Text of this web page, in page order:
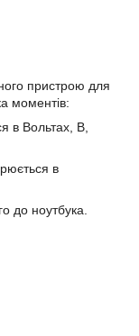
пристрою для
моментів:
в Вольтах, В,
в
до ноутбука.